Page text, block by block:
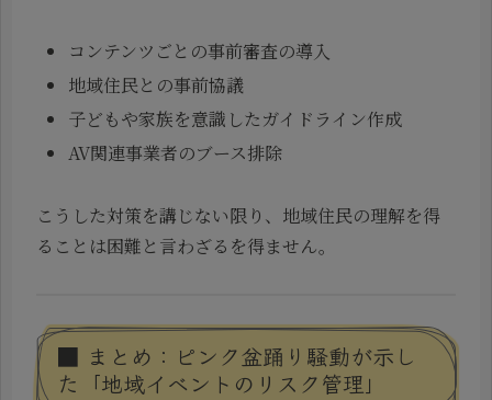
コンテンツごとの事前審査の導入
地域住民との事前協議
子どもや家族を意識したガイドライン作成
AV関連事業者のブース排除
こうした対策を講じない限り、地域住民の理解を得
ることは困難と言わざるを得ません。
■ まとめ：ピンク盆踊り騒動が示し
た「地域イベントのリスク管理」